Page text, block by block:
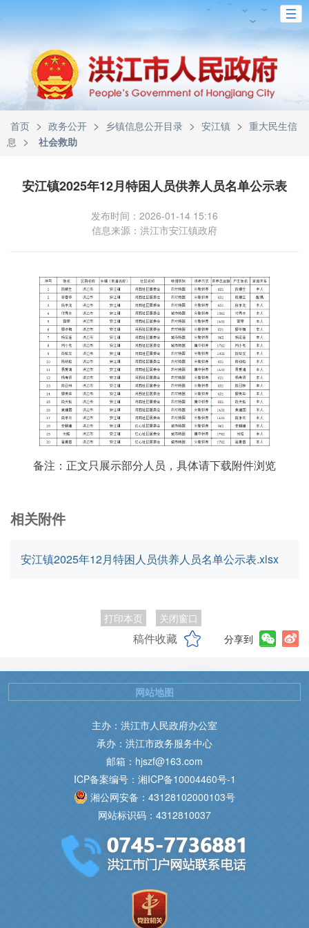
首页 > 政务公开 > 乡镇信息公开目录 > 安江镇 > 重大民生信
息 > 社会救助
安江镇2025年12月特困人员供养人员名单公示表
发布时间：2026-01-14 15:16
信息来源：洪江市安江镇政府
备注：正文只展示部分人员，具体请下载附件浏览
相关附件
安江镇2025年12月特困人员供养人员名单公示表.xlsx
打印本页 关闭窗口
稿件收藏 分享到
主办：洪江市人民政府办公室
承办：洪江市政务服务中心
邮箱：hjszf@163.com
ICP备案编号：湘ICP备10004460号-1
湘公网安备：43128102000103号
网站标识码：4312810037
网站地图